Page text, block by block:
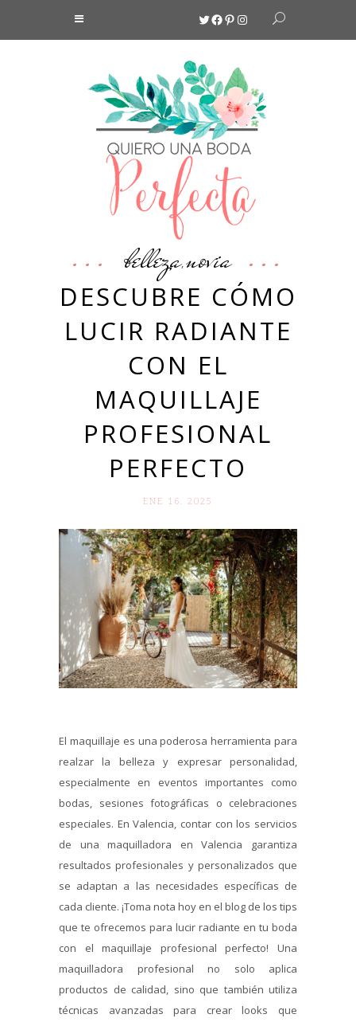
Twitter
Facebook
Pinterest
Instagram
belleza,novia
DESCUBRE CÓMO
LUCIR RADIANTE
CON EL
MAQUILLAJE
PROFESIONAL
PERFECTO
ENE 16. 2025
El maquillaje es una poderosa herramienta para
realzar la belleza y expresar personalidad,
especialmente en eventos importantes como
bodas, sesiones fotográficas o celebraciones
especiales. En Valencia, contar con los servicios
de una maquilladora en Valencia garantiza
resultados profesionales y personalizados que
se adaptan a las necesidades específicas de
cada cliente. ¡Toma nota hoy en el blog de los tips
que te ofrecemos para lucir radiante en tu boda
con el maquillaje profesional perfecto! Una
maquilladora profesional no solo aplica
productos de calidad, sino que también utiliza
técnicas avanzadas para crear looks que